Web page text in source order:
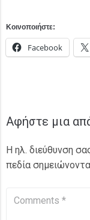
Κοινοποιήστε:
Facebook
Αφήστε μια
Η ηλ. διεύθυνση
πεδία